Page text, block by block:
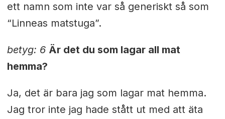
ett namn som inte var så generiskt så som
“Linneas matstuga”.
betyg: 6 Är det du som lagar all mat
hemma?
Ja, det är bara jag som lagar mat hemma.
Jag tror inte jag hade stått ut med att äta